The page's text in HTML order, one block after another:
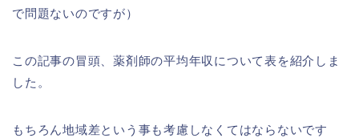
で問題ないのですが）
この記事の冒頭、薬剤師の平均年収について表を紹介しま
した。
もちろん地域差という事も考慮しなくてはならないです